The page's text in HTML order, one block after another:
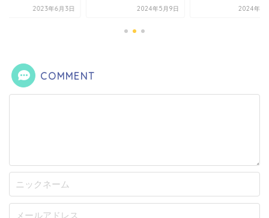
2023年6月3日 2024年5月9日 2024年11
COMMENT